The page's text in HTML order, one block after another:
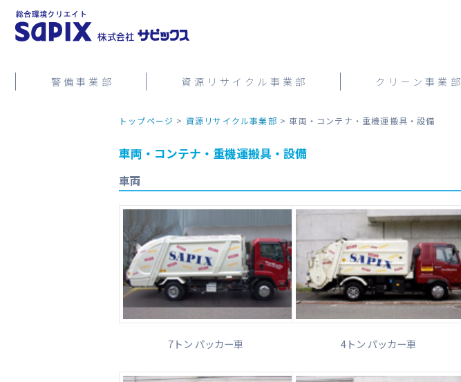
警備事業部 資源リサイクル事業部 クリーン事業部
トップページ > 資源リサイクル事業部 > 車両・コンテナ・重機運搬具・設備
車両・コンテナ・重機運搬具・設備
車両
7トン パッカー車 4トン パッカー車